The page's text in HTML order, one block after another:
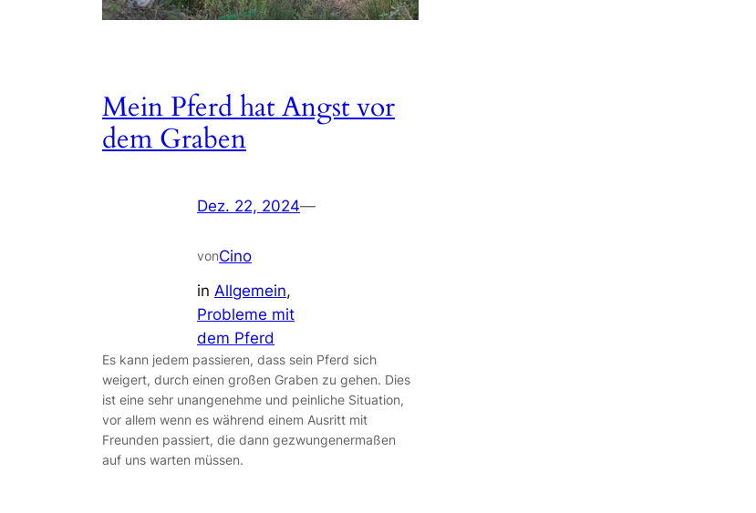
Mein Pferd hat Angst vor
dem Graben
Dez. 22, 2024—
vonCino
in Allgemein
Probleme mit
dem Pferd
Es kann jedem passieren, dass sein Pferd sich
weigert, durch einen großen Graben zu gehen. Dies
ist eine sehr unangenehme und peinliche Situation,
vor allem wenn es während einem Ausritt mit
Freunden passiert, die dann gezwungenermaßen
auf uns warten müssen.